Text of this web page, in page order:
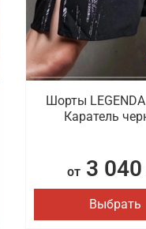
Шорты
Каратель
от 3
Выбрать